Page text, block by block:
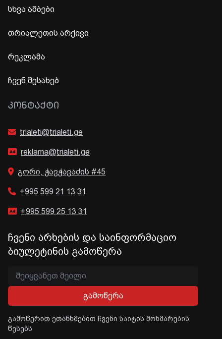
სხვა ამბები
თრიალეთის არქივი
რეკლამა
ჩვენ შესახებ
ᲙᲝᲜᲢᲐᲥᲢᲘ
trialeti@trialeti.ge
reklama@trialeti.ge
გორი, ჭავჭავაძის #45
+995 599 21 13 31
+995 599 25 13 31
ჩვენი არხების და საინფორმაციო
ბიულეტინის გამოწერა
გამოწერა
გამოწერით ეთანხმებით ჩვენი საიტის მოხმარების
წესებს